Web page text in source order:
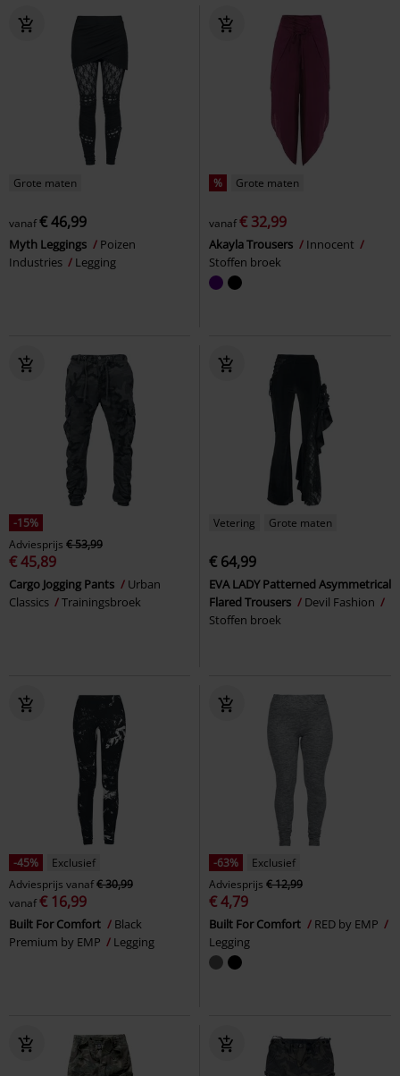
Grote maten
vanaf€ 46,99
Myth Leggings
Poizen
Industries
Legging
% Grote maten
vanaf€ 32,99
Akayla Trousers
Innocent
Stoffen broek
-15%
Adviesprijs € 53,99
€ 45,89
Cargo Jogging Pants
Urban
Classics
Trainingsbroek
Vetering Grote maten
€ 64,99
EVA LADY Patterned Asymmetrical
Flared Trousers
Devil Fashion
Stoffen broek
-45%
Exclusief
Adviesprijs vanaf€ 30,99
vanaf€ 16,99
Built For Comfort
Black
Premium by EMP
Legging
-63%
Exclusief
Adviesprijs € 12,99
€ 4,79
Built For Comfort
RED by EMP
Legging